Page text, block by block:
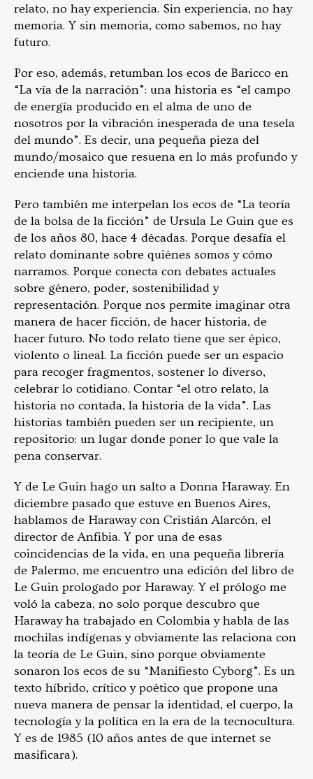
relato, no hay experiencia. Sin experiencia, no hay
memoria. Y sin memoria, como sabemos, no hay
futuro.
Por eso, además, retumban los ecos de Baricco en
“La vía de la narración”: una historia es “el campo
de energía producido en el alma de uno de
nosotros por la vibración inesperada de una tesela
del mundo”. Es decir, una pequeña pieza del
mundo/mosaico que resuena en lo más profundo y
enciende una historia.
Pero también me interpelan los ecos de “La teoría
de la bolsa de la ficción” de Ursula Le Guin que es
de los años 80, hace 4 décadas. Porque desafía el
relato dominante sobre quiénes somos y cómo
narramos. Porque conecta con debates actuales
sobre género, poder, sostenibilidad y
representación. Porque nos permite imaginar otra
manera de hacer ficción, de hacer historia, de
hacer futuro. No todo relato tiene que ser épico,
violento o lineal. La ficción puede ser un espacio
para recoger fragmentos, sostener lo diverso,
celebrar lo cotidiano. Contar “el otro relato, la
historia no contada, la historia de la vida”. Las
historias también pueden ser un recipiente, un
repositorio: un lugar donde poner lo que vale la
pena conservar.
Y de Le Guin hago un salto a Donna Haraway. En
diciembre pasado que estuve en Buenos Aires,
hablamos de Haraway con Cristián Alarcón, el
director de Anfibia. Y por una de esas
coincidencias de la vida, en una pequeña librería
de Palermo, me encuentro una edición del libro de
Le Guin prologado por Haraway. Y el prólogo me
voló la cabeza, no solo porque descubro que
Haraway ha trabajado en Colombia y habla de las
mochilas indígenas y obviamente las relaciona con
la teoría de Le Guin, sino porque obviamente
sonaron los ecos de su “Manifiesto Cyborg”. Es un
texto híbrido, crítico y poético que propone una
nueva manera de pensar la identidad, el cuerpo, la
tecnología y la política en la era de la tecnocultura.
Y es de 1985 (10 años antes de que internet se
masificara).